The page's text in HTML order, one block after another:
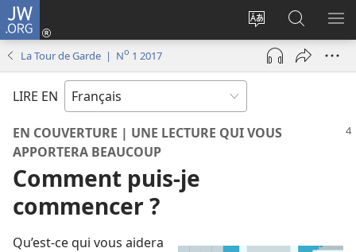
JW.ORG
Changer
langue
Se
connecter
(ouvre
nouvelle
sur
JW.ORG
La Tour de Garde | No 1 2017
LIRE EN
EN COUVERTURE | UNE LECTURE QUI VOUS
APPORTERA BEAUCOUP
Comment puis-​je
commencer ?
Qu’est-​ce qui vous aidera